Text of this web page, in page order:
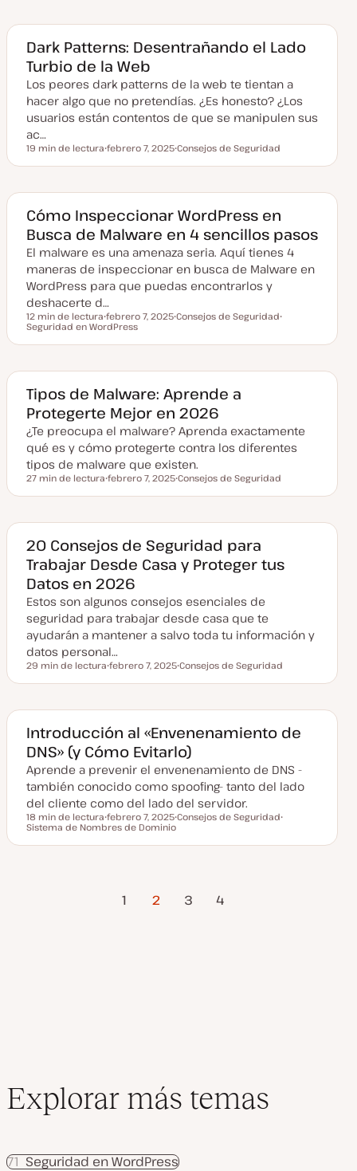
h
a
c
t
u
a
i
z
a
a
a
Dark Patterns: Desentrañando el Lado
Turbio de la Web
Los peores dark patterns de la web te tientan a
hacer algo que no pretendías. ¿Es honesto? ¿Los
usuarios están contentos de que se manipulen sus
ac…
Tiempo de lectura
19 min de lectura
e
h
a
c
t
u
a
i
z
a
d
a
febrero 7, 2025
e
a
Consejos de Seguridad
Cómo Inspeccionar WordPress en
Busca de Malware en 4 sencillos pasos
El malware es una amenaza seria. Aquí tienes 4
maneras de inspeccionar en busca de Malware en
WordPress para que puedas encontrarlos y
deshacerte d…
Tiempo de lectura
12 min de lectura
F
c
a
c
t
u
a
z
a
d
a
febrero 7, 2025
m
Consejos de Seguridad
m
Seguridad en WordPress
Tipos de Malware: Aprende a
Protegerte Mejor en 2026
¿Te preocupa el malware? Aprenda exactamente
qué es y cómo protegerte contra los diferentes
tipos de malware que existen.
Tiempo de lectura
27 min de lectura
e
h
a
c
t
u
a
l
i
a
d
febrero 7, 2025
e
a
Consejos de Seguridad
20 Consejos de Seguridad para
Trabajar Desde Casa y Proteger tus
Datos en 2026
Estos son algunos consejos esenciales de
seguridad para trabajar desde casa que te
ayudarán a mantener a salvo toda tu información y
datos personal…
Tiempo de lectura
29 min de lectura
e
h
a
c
t
u
a
i
z
a
d
a
febrero 7, 2025
e
a
Consejos de Seguridad
Introducción al «Envenenamiento de
DNS» (y Cómo Evitarlo)
Aprende a prevenir el envenenamiento de DNS -
también conocido como spoofing- tanto del lado
del cliente como del lado del servidor.
Tiempo de lectura
18 min de lectura
F
c
febrero 7, 2025
T
m
Consejos de Seguridad
m
Sistema de Nombres de Dominio
Paginación
1 2 3 4
Explorar más temas
Seguridad en WordPress
71